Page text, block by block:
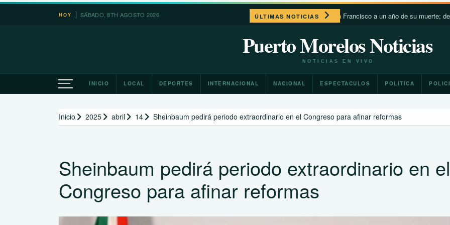
Saltar
HOY SÁBADO, 8TH AGOSTO 2026 ÚLTIMAS NOTICIAS
León XIV recuerda a Francisco a un año de su muerte; destaca su
Puerto Morelos Noticias
NOTICIAS EN VIVO
INICIO LOCAL DEPORTES INTERNACIONAL NACIONAL ESPECTACULOS POLITICA
Inicio 2025 abril 14 Sheinbaum pedirá periodo extraordinario en el Congreso para afinar reformas
Sheinbaum pedirá periodo extraordinario en el
Congreso para afinar reformas